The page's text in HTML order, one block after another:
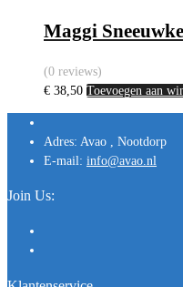
Maggi
(0 reviews)
€ 38,50 Toevoegen aan
Adres: Avao , Nootdorp
E-mail: info@avao.nl
Join Us: